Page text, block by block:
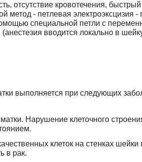
отсутствие кровотечения,
метод - петлевая электроэксцизия
специальной петли с
вводится локально в
выполняется при следующих
Нарушение клеточного
клеток на стенках
в рак.